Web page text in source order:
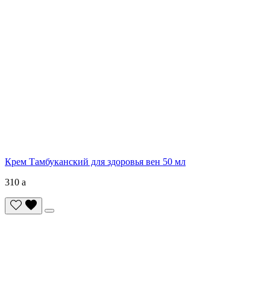
Крем Тамбуканский для здоровья вен 50 мл
310 a